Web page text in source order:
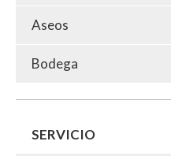
Aseos
Bodega
SERVICIO